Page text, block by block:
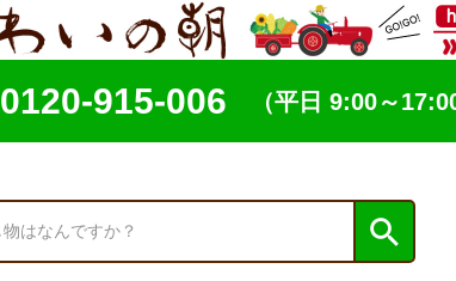
0120-915-006 （平日 9:00～17:00